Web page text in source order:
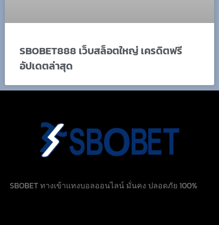
SBOBET888 เว็บสล็อตใหญ่ เครดิตฟรี
อัปเดตล่าสุด
SBOBET ทางเข้าแทงบอลออนไลน์ มั่นคง ปลอดภัย 100%